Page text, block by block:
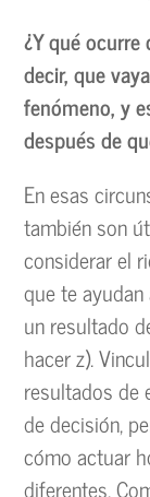
¿Y qué
decir, que
fenómeno, y
después de
En esas
también son
considerar el
que te
un resultado
hacer z).
resultados de
de decisión,
cómo actuar
diferentes.